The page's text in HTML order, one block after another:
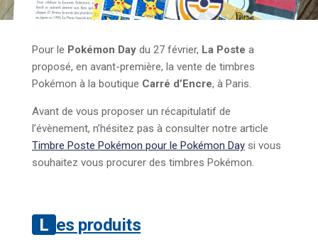
Pour le Pokémon Day du 27 février, La Poste a
proposé, en avant-première, la vente de timbres
Pokémon à la boutique Carré d’Encre, à Paris.
Avant de vous proposer un récapitulatif de
l’évènement, n’hésitez pas à consulter notre article
Timbre Poste Pokémon pour le Pokémon Day si vous
souhaitez vous procurer des timbres Pokémon.
Les produits